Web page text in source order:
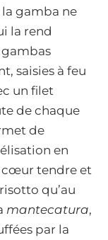
gamba ne
la rend
gambas
saisies à feu
un filet
de chaque
de
en
cœur tendre et
qu’au
mantecatura,
par la